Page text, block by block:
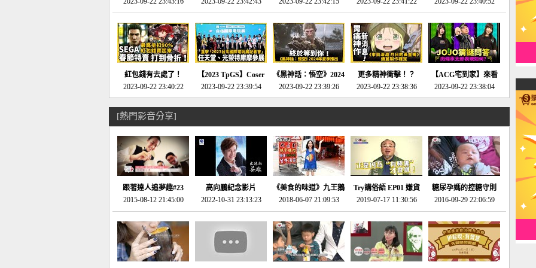
天平》介紹！-電玩宅
速配20230126
回「石村號」的恐懼體
驗-電玩宅速配
20230125
版」!!!今年就能玩到!!-
電玩宅速配20230124
動作角色扮演遊戲！-
電玩宅速配20230123
第一名早就決定了，封
面圖直接雷你!-電玩宅
速配20230120
紅包錢有去處了！
SEGA春節特賣 超過85
款遊戲打到骨折-電玩
宅速配20230119
2023-09-22 23:40:22
【2023 TpGS】Coser
和Show Girl搶先看！
直擊展前記者會-電玩
2023-09-22 23:39:54
《黑神話：悟空》2024
年夏季推出！確定不會
延期齁？-電玩宅速配
2023-09-22 23:39:26
更多精神衝擊！？
《來自深淵 烈日的黃
金鄉》續篇動畫確定
2023-09-22 23:38:36
【ACG宅到家】來看
就抽周邊！《JOJO的
奇妙冒險》問答大挑戰
年特展 feat 蕎羽 、櫻
花
2023-09-22 23:38:04
[熱門影音分享]
跟著達人追夢趣#23
promo-我想開間咖啡
館(謝佳凌)
2015-08-12 21:45:00
高向鵬紀念影片
2022-10-31 23:13:23
《美食的味道》九王鵝
肉
2018-06-07 21:09:53
Try講俗語 EP01 嫌貨
才是買貨人
2019-07-17 11:30:56
糖尿孕媽的控糖守則
2016-09-29 22:06:59